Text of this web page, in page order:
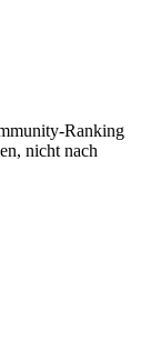
Ranking
nicht nach